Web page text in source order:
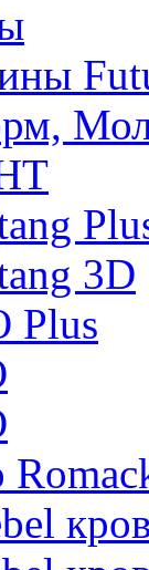
3D
Plus